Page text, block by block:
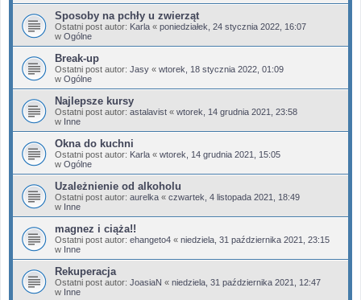
Sposoby na pchły u zwierząt
Ostatni post autor: Karla « poniedziałek, 24 stycznia 2022, 16:07
w Ogólne
Break-up
Ostatni post autor: Jasy « wtorek, 18 stycznia 2022, 01:09
w Ogólne
Najlepsze kursy
Ostatni post autor: astalavist « wtorek, 14 grudnia 2021, 23:58
w Inne
Okna do kuchni
Ostatni post autor: Karla « wtorek, 14 grudnia 2021, 15:05
w Ogólne
Uzależnienie od alkoholu
Ostatni post autor: aurelka « czwartek, 4 listopada 2021, 18:49
w Inne
magnez i ciąża!!
Ostatni post autor: ehangeto4 « niedziela, 31 października 2021, 23:15
w Inne
Rekuperacja
Ostatni post autor: JoasiaN « niedziela, 31 października 2021, 12:47
w Inne